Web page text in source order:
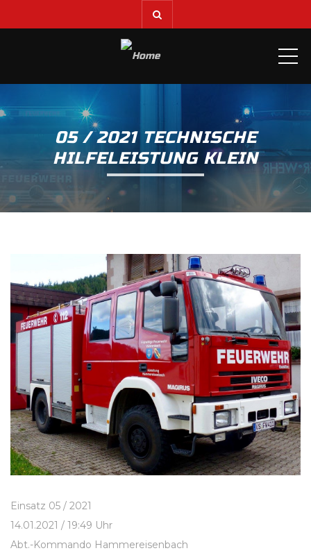
05 / 2021 TECHNISCHE
HILFELEISTUNG KLEIN
Einsatz 05 / 2021
14.01.2021 / 19:49 Uhr
Abt.-Kommando Hammereisenbach